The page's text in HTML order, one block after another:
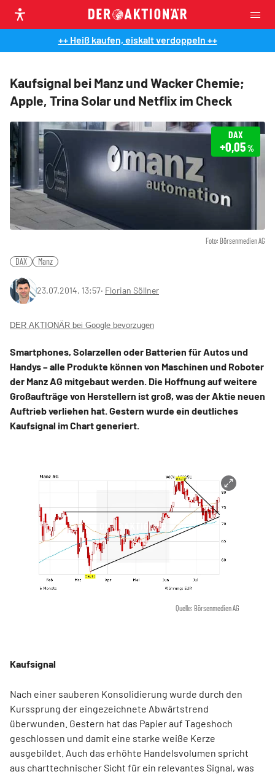
++ Heiß kaufen, eiskalt verdoppeln ++
Kaufsignal bei Manz und Wacker Chemie;
Apple, Trina Solar und Netflix im Check
Foto: Börsenmedien AG
DAX
+0,05%
DAX Manz
23.07.2014, 13:57‧ Florian Söllner
DER AKTIONÄR bei Google bevorzugen
Smartphones, Solarzellen oder Batterien für Autos und
Handys – alle Produkte können von Maschinen und Roboter
der Manz AG mitgebaut werden. Die Hoffnung auf weitere
Großaufträge von Herstellern ist groß, was der Aktie neuen
Auftrieb verliehen hat. Gestern wurde ein deutliches
Kaufsignal im Chart generiert.
Quelle: Börsenmedien AG
Kaufsignal
Nach einer sauberen Konsolidierung wurde durch den
Kurssprung der eingezeichnete Abwärtstrend
überwunden. Gestern hat das Papier auf Tageshoch
geschlossen und damit eine starke weiße Kerze
ausgebildet. Auch das erhöhte Handelsvolumen spricht
aus charttechnischer Sicht für ein relevantes Signal, was